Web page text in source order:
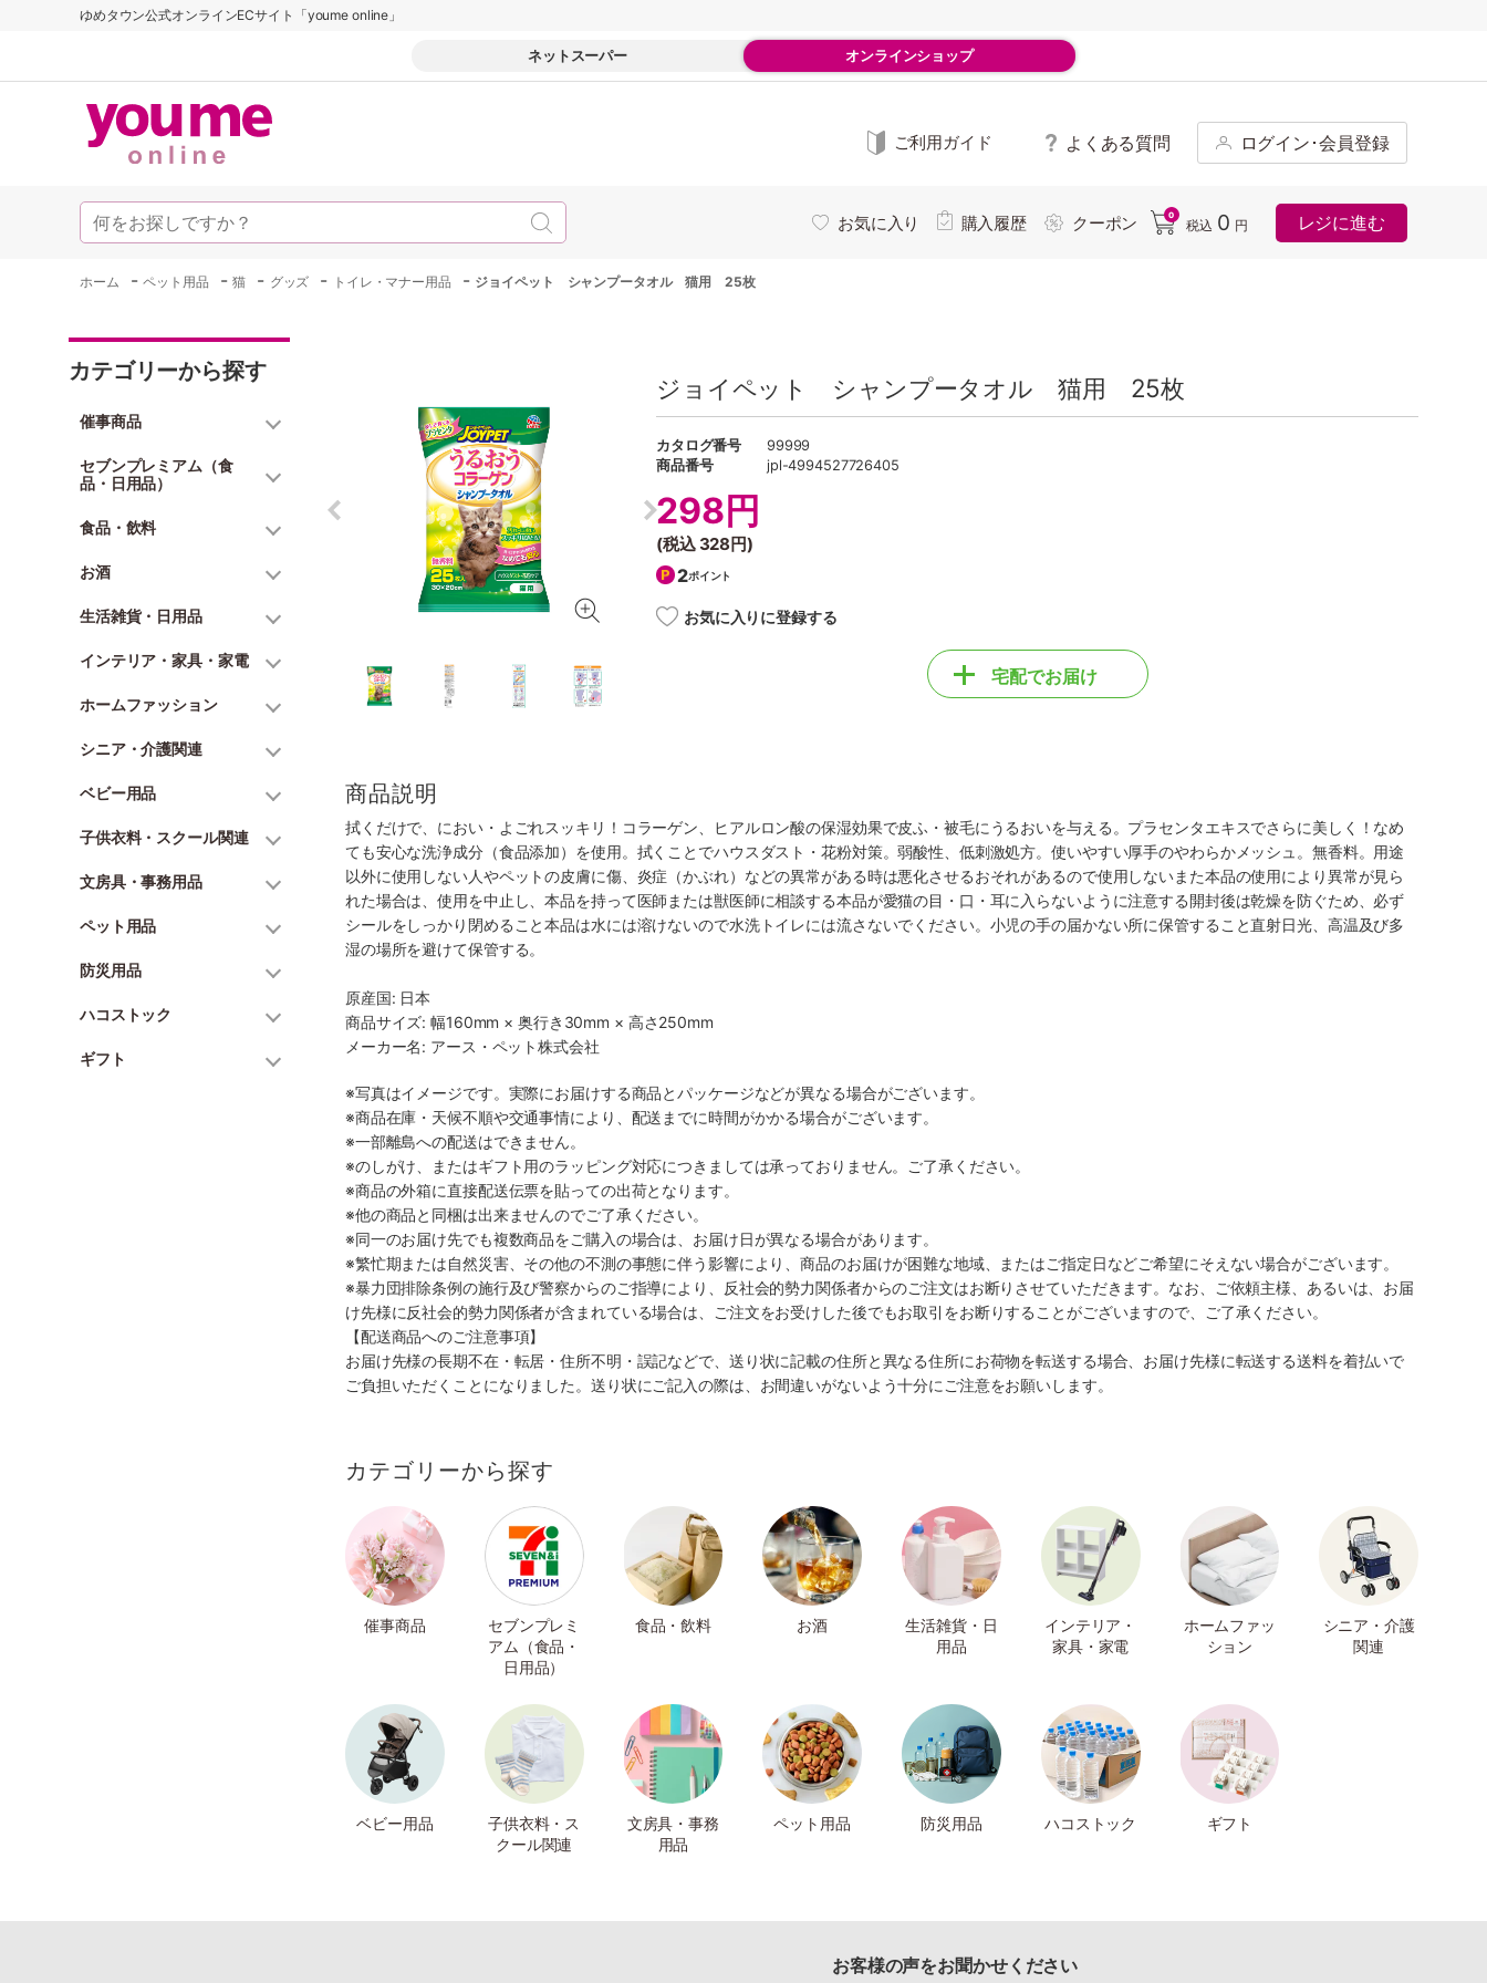
ゆめタウン公式オンラインECサイト「youme online」
ネットスーパー オンラインショップ
ご利用ガイド よくある質問 ログイン･会員登録
お気に入り 購入履歴 クーポン 0
税込 0 円 レジに進む
ホーム -ペット用品 -猫 - グッズ - トイレ・マナー用品 - ジョイペット シャンプータオル 猫用 25枚
カテゴリーから探す
催事商品
セブンプレミアム（食
品・日用品）
食品・飲料
お酒
生活雑貨・日用品
インテリア・家具・家電
ホームファッション
シニア・介護関連
ベビー用品
子供衣料・スクール関連
文房具・事務用品
ペット用品
防災用品
ハコストック
ギフト
ジョイペット シャンプータオル 猫用 25枚
カタログ番号
99999
商品番号
jpl-4994527726405
298円
(税込 328円)
2ポイント
お気に入りに登録する
宅配でお届け
商品説明
拭くだけで、におい・よごれスッキリ！コラーゲン、ヒアルロン酸の保湿効果で皮ふ・被毛にうるおいを与える。プラセンタエキスでさらに美しく！なめ
ても安心な洗浄成分（食品添加）を使用。拭くことでハウスダスト・花粉対策。弱酸性、低刺激処方。使いやすい厚手のやわらかメッシュ。無香料。用途
以外に使用しない人やペットの皮膚に傷、炎症（かぶれ）などの異常がある時は悪化させるおそれがあるので使用しないまた本品の使用により異常が見ら
れた場合は、使用を中止し、本品を持って医師または獣医師に相談する本品が愛猫の目・口・耳に入らないように注意する開封後は乾燥を防ぐため、必ず
シールをしっかり閉めること本品は水には溶けないので水洗トイレには流さないでください。小児の手の届かない所に保管すること直射日光、高温及び多
湿の場所を避けて保管する。
原産国: 日本
商品サイズ: 幅160mm × 奥行き30mm × 高さ250mm
メーカー名: アース・ペット株式会社
※写真はイメージです。実際にお届けする商品とパッケージなどが異なる場合がございます。
※商品在庫・天候不順や交通事情により、配送までに時間がかかる場合がございます。
※一部離島への配送はできません。
※のしがけ、またはギフト用のラッピング対応につきましては承っておりません。ご了承ください。
※商品の外箱に直接配送伝票を貼っての出荷となります。
※他の商品と同梱は出来ませんのでご了承ください。
※同一のお届け先でも複数商品をご購入の場合は、お届け日が異なる場合があります。
※繁忙期または自然災害、その他の不測の事態に伴う影響により、商品のお届けが困難な地域、またはご指定日などご希望にそえない場合がございます。
※暴力団排除条例の施行及び警察からのご指導により、反社会的勢力関係者からのご注文はお断りさせていただきます。なお、ご依頼主様、あるいは、お届
け先様に反社会的勢力関係者が含まれている場合は、ご注文をお受けした後でもお取引をお断りすることがございますので、ご了承ください。
【配送商品へのご注意事項】
お届け先様の長期不在・転居・住所不明・誤記などで、送り状に記載の住所と異なる住所にお荷物を転送する場合、お届け先様に転送する送料を着払いで
ご負担いただくことになりました。送り状にご記入の際は、お間違いがないよう十分にご注意をお願いします。
カテゴリーから探す
催事商品
セブンプレミ
アム（食品・
日用品）
食品・飲料 お酒
生活雑貨・日
用品
インテリア・
家具・家電
ホームファッ
ション
シニア・介護
関連
ベビー用品
子供衣料・ス
クール関連
文房具・事務
用品
ペット用品 防災用品 ハコストック ギフト
お客様の声をお聞かせください